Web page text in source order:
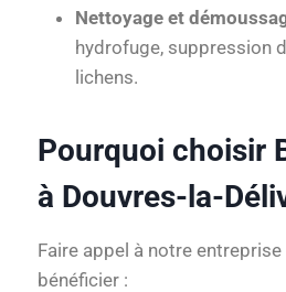
Nettoyage et
hydrofuge, suppression
lichens.
Pourquoi choisir
à Douvres-la-
Faire appel à notre entreprise
bénéficier :